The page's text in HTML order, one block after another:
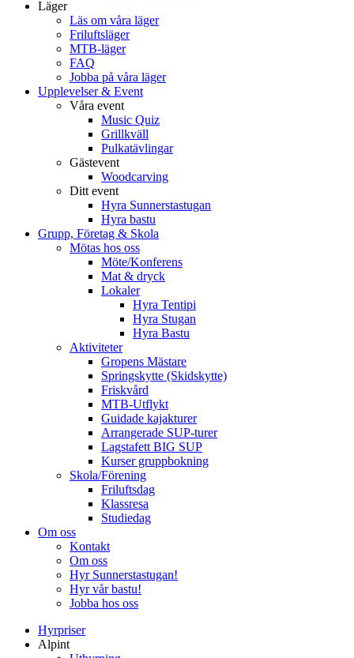
Läger
Läs om våra läger
Friluftsläger
MTB-läger
FAQ
Jobba på våra läger
Upplevelser & Event
Våra event
Music Quiz
Grillkväll
Pulkatävlingar
Gästevent
Woodcarving
Ditt event
Hyra Sunnerstastugan
Hyra bastu
Grupp, Företag & Skola
Mötas hos oss
Möte/Konferens
Mat & dryck
Lokaler
Hyra Tentipi
Hyra Stugan
Hyra Bastu
Aktiviteter
Gropens Mästare
Springskytte (Skidskytte)
Friskvård
MTB-Utflykt
Guidade kajakturer
Arrangerade SUP-turer
Lagstafett BIG SUP
Kurser gruppbokning
Skola/Förening
Friluftsdag
Klassresa
Studiedag
Om oss
Kontakt
Om oss
Hyr Sunnerstastugan!
Hyr vår bastu!
Jobba hos oss
Hyrpriser
Alpint